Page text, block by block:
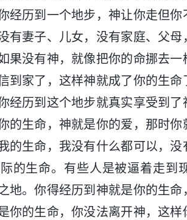
经历到一个地步，神让你走但
有妻子、儿女，没有家庭、父
果没有神，就像把你的命挪去一
到家了，这样神就成了你的生
经历到这个地步就真实享受到了
的生命，神就是你的爱，那时
的生命，我没有什么都可以，
的生命。有些人是被逼着走到
地。你得经历到神就是你的生
你的生命，你没法离开神，这